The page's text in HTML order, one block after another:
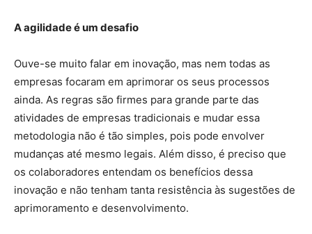
A agilidade é um desafio
Ouve-se muito falar em inovação, mas nem todas as
empresas focaram em aprimorar os seus processos
ainda. As regras são firmes para grande parte das
atividades de empresas tradicionais e mudar essa
metodologia não é tão simples, pois pode envolver
mudanças até mesmo legais. Além disso, é preciso que
os colaboradores entendam os benefícios dessa
inovação e não tenham tanta resistência às sugestões de
aprimoramento e desenvolvimento.